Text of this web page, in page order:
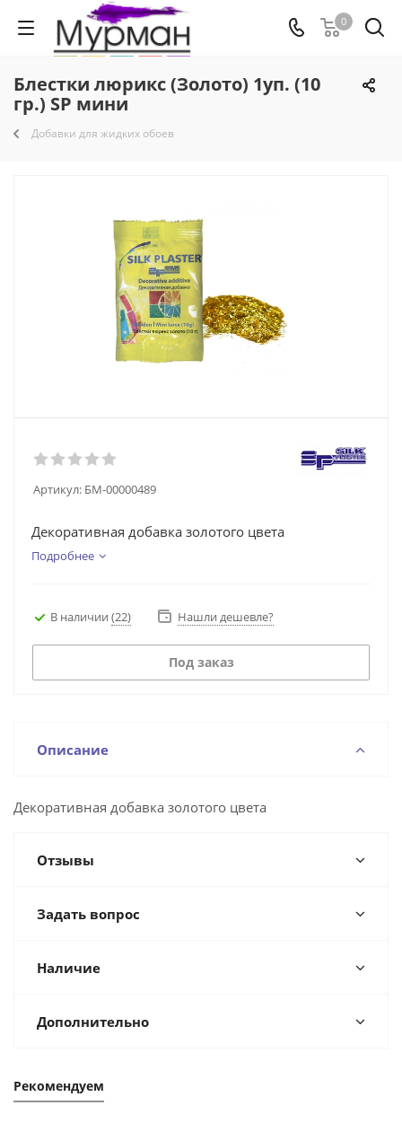
0
Блестки люрикс (Золото) 1уп. (10
гр.) SP мини
Добавки для жидких обоев
Артикул: БМ-00000489
Декоративная добавка золотого цвета
Подробнее
В наличии (22) Нашли дешевле?
Под заказ
Описание
Декоративная добавка золотого цвета
Отзывы
Задать вопрос
Наличие
Дополнительно
Рекомендуем